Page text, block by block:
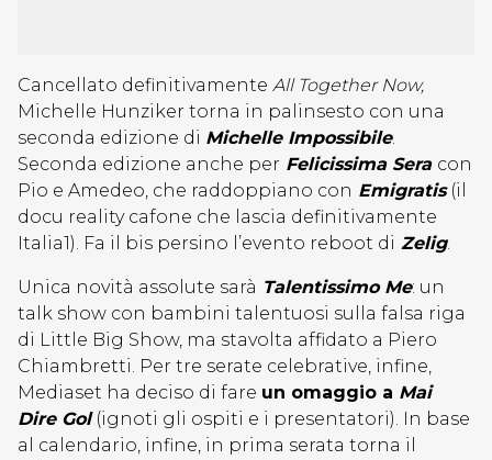
Cancellato definitivamente All Together Now,
Michelle Hunziker torna in palinsesto con una
seconda edizione di Michelle Impossibile.
Seconda edizione anche per Felicissima Sera con
Pio e Amedeo, che raddoppiano con Emigratis(il
docu reality cafone che lascia definitivamente
Italia1). Fa il bis persino l’evento reboot di Zelig.
Unica novità assolute sarà Talentissimo Me: un
talk show con bambini talentuosi sulla falsa riga
di Little Big Show, ma stavolta affidato a Piero
Chiambretti. Per tre serate celebrative, infine,
Mediaset ha deciso di fare un omaggio a Mai
Dire Gol(ignoti gli ospiti e i presentatori). In base
al calendario, infine, in prima serata torna il